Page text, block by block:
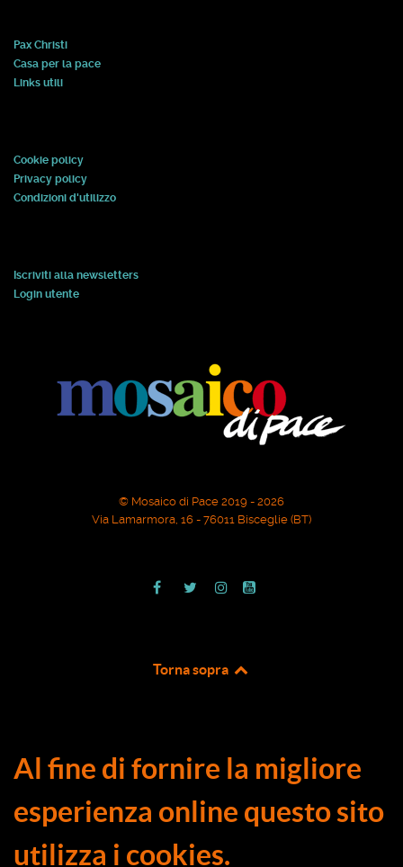
Pax Christi
Casa per la pace
Links utili
Cookie policy
Privacy policy
Condizioni d'utilizzo
Iscriviti alla newsletters
Login utente
© Mosaico di Pace 2019 - 2026
Via Lamarmora, 16 - 76011 Bisceglie (BT)
Torna sopra
Al fine di fornire la migliore
esperienza online questo sito
utilizza i cookies.